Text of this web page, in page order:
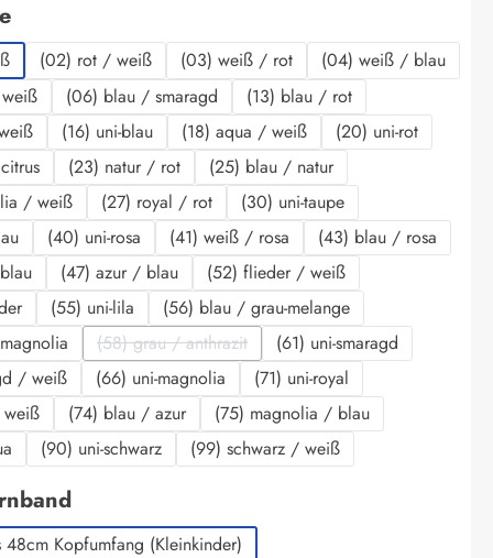
auswählen
(02) rot / weiß (03) weiß / rot
(04) weiß / blau
(06) blau / smaragd
(13) blau / rot
(16) uni-blau (18) aqua / weiß
(20) uni-rot
(23) natur / rot
(25) blau / natur
/ weiß
(27) royal / rot
(30) uni-taupe
(40) uni-rosa (41) weiß / rosa
(43) blau / rosa
(47) azur / blau
(52) flieder / weiß
(55) uni-lila
(56) blau / grau-melange
(58) grau / anthrazit
(Diese Option ist zurzeit nicht verfügbar.)
(61) uni-smaragd
/ weiß
(66) uni-magnolia
(71) uni-royal
(74) blau / azur
(75) magnolia / blau
(90) uni-schwarz (99) schwarz / weiß
auswählen
Kopfumfang (Kleinkinder)